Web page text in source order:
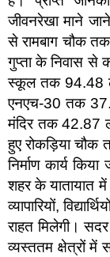
जीवनरेखा माने
से रामबाग चौक
गुप्ता के निवास से
स्कूल तक 94.48
एनएच-30 तक
मंदिर तक 42.87
हुए रोकड़िया
निर्माण कार्य
शहर के यातायात में
व्यापारियों,
राहत मिलेगी।
व्यस्ततम क्षेत्रों